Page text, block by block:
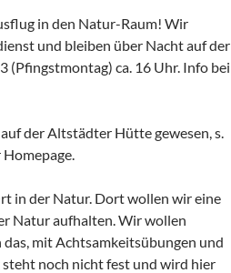
in den Natur-Raum! Wir
und bleiben über Nacht auf der
(Pfingstmontag) ca. 16 Uhr. Info bei
der Altstädter Hütte gewesen, s.
in der Natur. Dort wollen wir eine
Natur aufhalten. Wir wollen
mit Achtsamkeitsübungen und
steht noch nicht fest und wird hier